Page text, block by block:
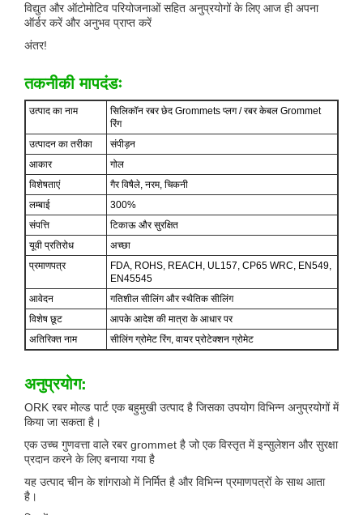
विद्युत और ऑटोमोटिव परियोजनाओं सहित अनुप्रयोगों के लिए आज ही अपना
ऑर्डर करें और अनुभव प्राप्त करें
अंतर!
तकनीकी मापदंडः
उत्पाद का नाम
सिलिकॉन रबर छेद Grommets प्लग / रबर केबल Grommet
रिंग
उत्पादन का तरीका
संपीड़न
आकार
गोल
विशेषताएं
गैर विषैले, नरम, चिकनी
लम्बाई
300%
संपत्ति
टिकाऊ और सुरक्षित
यूवी प्रतिरोध
अच्छा
प्रमाणपत्र
FDA, ROHS, REACH, UL157, CP65 WRC, EN549,
EN45545
आवेदन
गतिशील सीलिंग और स्थैतिक सीलिंग
विशेष छूट
आपके आदेश की मात्रा के आधार पर
अतिरिक्त नाम
सीलिंग ग्रोमेट रिंग, वायर प्रोटेक्शन ग्रोमेट
अनुप्रयोग:
ORK रबर मोल्ड पार्ट एक बहुमुखी उत्पाद है जिसका उपयोग विभिन्न अनुप्रयोगों में
किया जा सकता है।
एक उच्च गुणवत्ता वाले रबर grommet है जो एक विस्तृत में इन्सुलेशन और सुरक्षा
प्रदान करने के लिए बनाया गया है
यह उत्पाद चीन के शांगराओ में निर्मित है और विभिन्न प्रमाणपत्रों के साथ आता
है।